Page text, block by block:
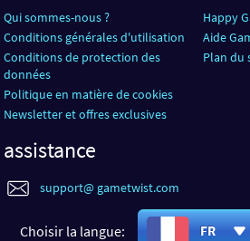
Qui sommes-nous ?
Conditions générales d'utilisation
Conditions de protection des
données
Politique en matière de cookies
Newsletter et offres exclusives
Happy
Aide
Plan du
assistance
support@ gametwist.com
Choisir la langue: FR